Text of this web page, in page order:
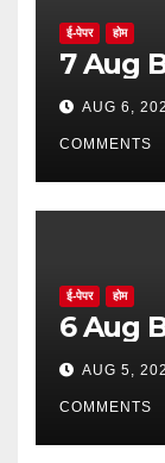
ई-पेपर होम
AUG 6,
COMMENTS
ई-पेपर होम
AUG 5,
COMMENTS